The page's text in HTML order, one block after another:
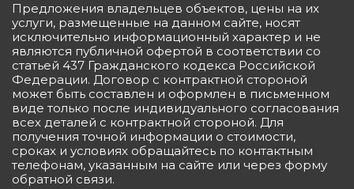
Предложения владельцев объектов, цены на их
услуги, размещенные на данном сайте, носят
исключительно информационный характер и не
являются публичной офертой в соответствии со
статьей 437 Гражданского кодекса Российской
Федерации. Договор с контрактной стороной
может быть составлен и оформлен в письменном
виде только после индивидуального согласования
всех деталей с контрактной стороной. Для
получения точной информации о стоимости,
сроках и условиях обращайтесь по контактным
телефонам, указанным на сайте или через форму
обратной связи.